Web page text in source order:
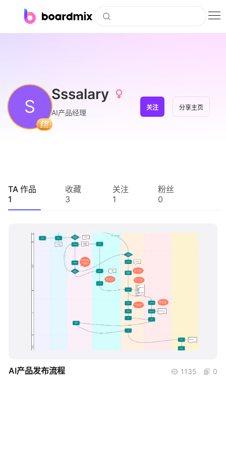
下载
企业服务
知识分享社区
S
Sssalary
AI产品经理
关注 分享主页
TA 作品
1
收藏
3
关注
1
粉丝
0
boardmix
AI产品发布流程 1135 0